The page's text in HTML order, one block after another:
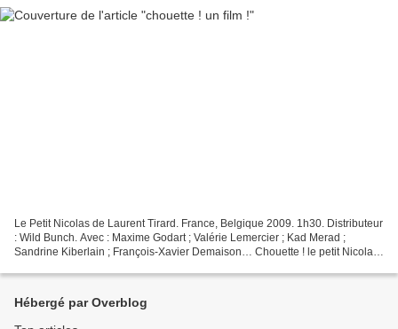
Le Petit Nicolas de Laurent Tirard. France, Belgique 2009. 1h30. Distributeur
: Wild Bunch. Avec : Maxime Godart ; Valérie Lemercier ; Kad Merad ;
Sandrine Kiberlain ; François-Xavier Demaison… Chouette ! le petit Nicolas
Hébergé par Overblog